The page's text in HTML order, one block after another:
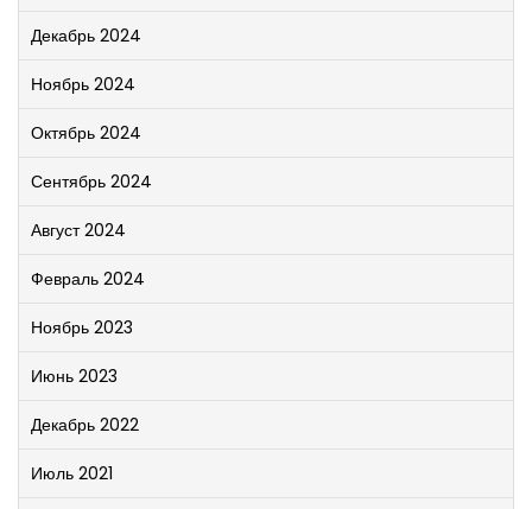
Декабрь 2024
Ноябрь 2024
Октябрь 2024
Сентябрь 2024
Август 2024
Февраль 2024
Ноябрь 2023
Июнь 2023
Декабрь 2022
Июль 2021